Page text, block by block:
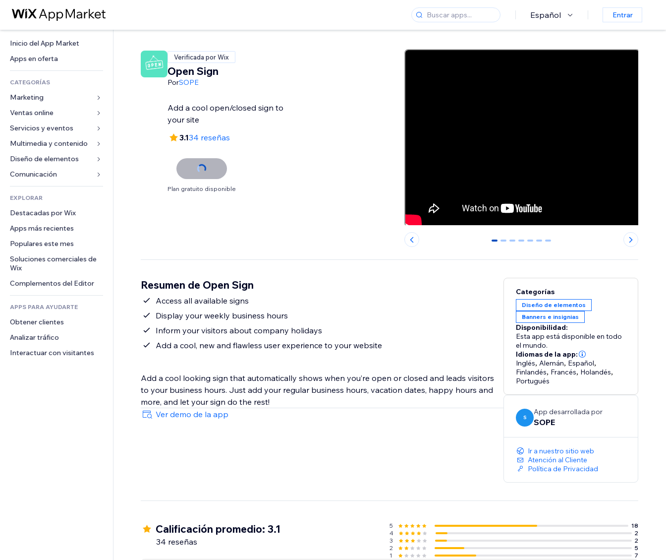
Español Entrar
Inicio del App Market
Apps en oferta
CATEGORÍAS
Marketing
Anuncios
Móvil
Analíticas
Anuncios del sitio
Email
Ventas online
Apps para tiendas
Envíos y entregas
Botones de venta
Contabilidad
Cupones y fidelización
Almacenamiento de mercancía
Crowdfunding
Alimentos y bebidas
Servicios y eventos
Hoteles
Eventos
Restaurantes
Inmobiliarias
Reservas
Multimedia y contenido
Galerías
Música
Pódcast
Fotografía
Video
PDF
Compartir archivos
Noticias
Servicios de contenido
Efectos de texto
Diseño de elementos
Mapas y navegación
Privacidad y seguridad
Reloj
Plantillas para páginas
Efectos de imágenes
Botones y menús
Banners e insignias
Calculadoras
Buscar
Formularios
Encuestas
Chat
Comentarios
Teléfono
Comunidad
Reseñas y testimonios
EXPLORAR
Destacadas por Wix
Apps más recientes
Populares este mes
Soluciones comerciales de
Wix
Complementos del Editor
APPS PARA AYUDARTE
Obtener clientes
Analizar tráfico
Interactuar con visitantes
Verificada por Wix
Open Sign
PorSOPE
Add a cool open/closed sign to
your site
3.134 reseñas
Plan gratuito disponible
0 1 2 3 4 5 6
Resumen de Open Sign
Access all available signs
Display your weekly business hours
Inform your visitors about company holidays
Add a cool, new and flawless user experience to your website
Add a cool looking sign that automatically shows when you’re open or closed and leads visitors
to your business hours. Just add your regular business hours, vacation dates, happy hours and
more, and let your sign do the rest!
Ver demo de la app
Categorías
Diseño de elementos
Banners e insignias
Disponibilidad:
Esta app está disponible en todo
el mundo.
Idiomas de la app:
Inglés, Alemán, Español,
Finlandés, Francés, Holandés,
Portugués
S
App desarrollada por
SOPE
Ir a nuestro sitio web
Atención al Cliente
Política de Privacidad
Calificación promedio: 3.1
34 reseñas
5
18
4
2
3
2
2
5
1
7